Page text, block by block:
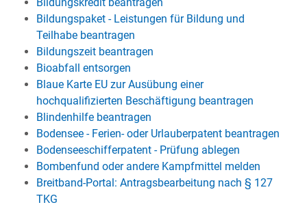
Bildungspaket - Leistungen für Bildung und
Teilhabe beantragen
Bildungszeit beantragen
Bioabfall entsorgen
Blaue Karte EU zur Ausübung einer
hochqualifizierten Beschäftigung beantragen
Blindenhilfe beantragen
Bodensee - Ferien- oder Urlauberpatent beantragen
Bodenseeschifferpatent - Prüfung ablegen
Bombenfund oder andere Kampfmittel melden
Breitband-Portal: Antragsbearbeitung nach § 127
TKG